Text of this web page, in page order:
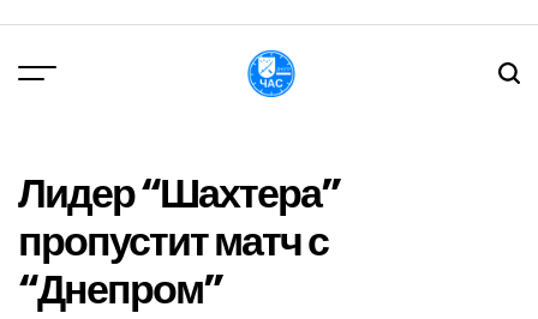
вмісту
Лидер “Шахтера”
пропустит матч с
“Днепром”